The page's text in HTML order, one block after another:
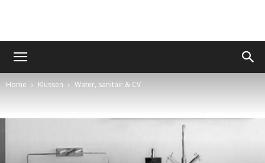
Home Klussen Water, sanitair & CV